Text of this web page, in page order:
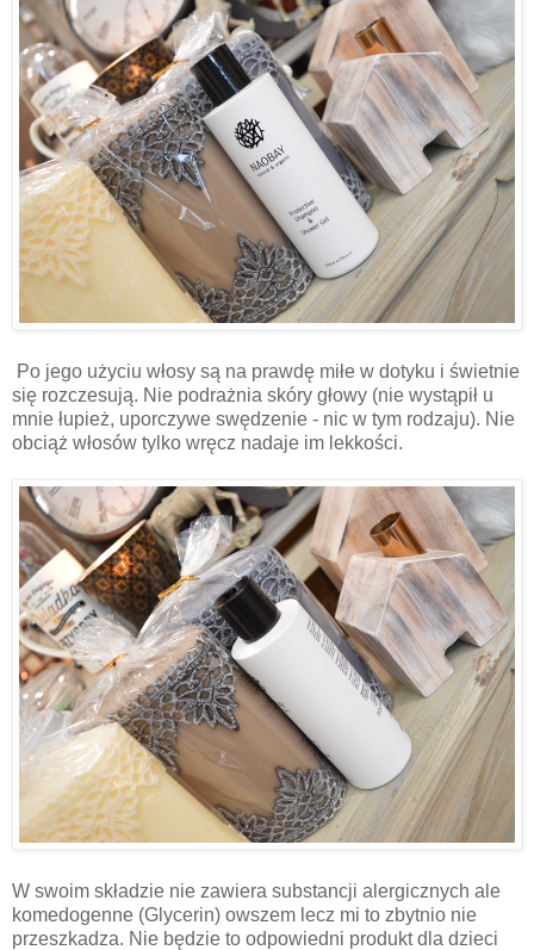
Po jego użyciu włosy są na prawdę miłe w dotyku i świetnie
się rozczesują. Nie podrażnia skóry głowy (nie wystąpił u
mnie łupież, uporczywe swędzenie - nic w tym rodzaju). Nie
obciąż włosów tylko wręcz nadaje im lekkości.
W swoim składzie nie zawiera substancji alergicznych ale
komedogenne (Glycerin) owszem lecz mi to zbytnio nie
przeszkadza. Nie będzie to odpowiedni produkt dla dzieci